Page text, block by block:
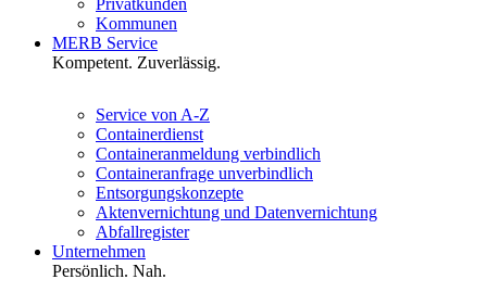
Privatkunden
Kommunen
MERB Service
Kompetent. Zuverlässig.
Service von A-Z
Containerdienst
Containeranmeldung verbindlich
Containeranfrage unverbindlich
Entsorgungskonzepte
Aktenvernichtung und Datenvernichtung
Abfallregister
Unternehmen
Persönlich. Nah.